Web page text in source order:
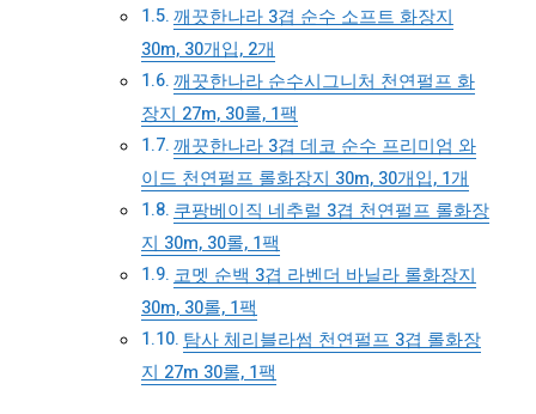
깨끗한나라 3겹 순수 소프트 화장지
30m, 30개입, 2개
깨끗한나라 순수시그니처 천연펄프 화
장지 27m, 30롤, 1팩
깨끗한나라 3겹 데코 순수 프리미엄 와
이드 천연펄프 롤화장지 30m, 30개입, 1개
쿠팡베이직 네추럴 3겹 천연펄프 롤화장
지 30m, 30롤, 1팩
코멧 순백 3겹 라벤더 바닐라 롤화장지
30m, 30롤, 1팩
탐사 체리블라썸 천연펄프 3겹 롤화장
지 27m 30롤, 1팩